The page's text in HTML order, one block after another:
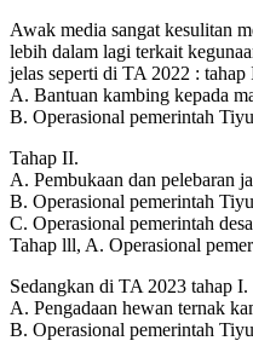
Awak media sangat kesulitan
lebih dalam lagi terkait
jelas seperti di TA 2022 : tahap
A. Bantuan kambing kepada
B. Operasional pemerintah
Tahap II.
A. Pembukaan dan pelebaran
B. Operasional pemerintah
C. Operasional pemerintah
Tahap lll, A. Operasional
Sedangkan di TA 2023 tahap I.
A. Pengadaan hewan ternak
B. Operasional pemerintah